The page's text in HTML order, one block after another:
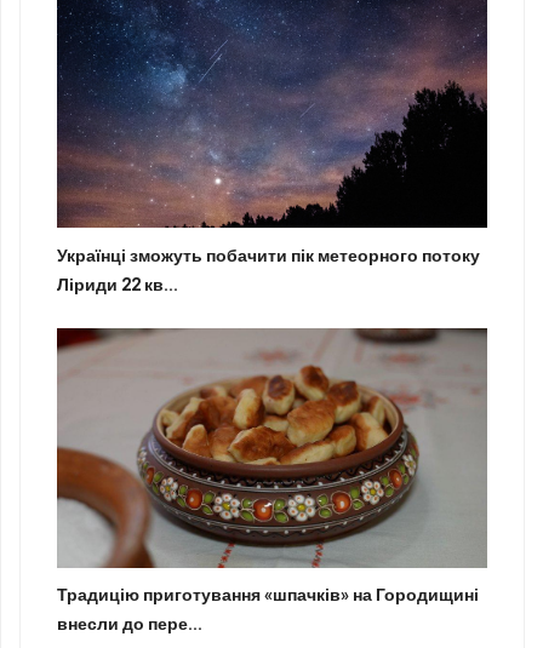
Українці зможуть побачити пік метеорного потоку
Ліриди 22 кв...
Традицію приготування «шпачків» на Городищині
внесли до пере...